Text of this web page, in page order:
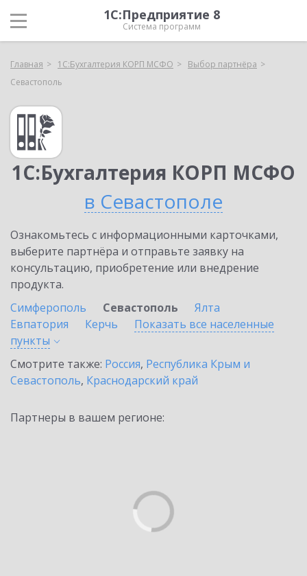
1С:Предприятие 8
Система программ
Главная 1С:Бухгалтерия КОРП МСФО
Выбор партнёра
Севастополь
1С:Бухгалтерия КОРП МСФО
в Севастополе
Ознакомьтесь с информационными карточками,
выберите партнёра и отправьте заявку на
консультацию, приобретение или внедрение
продукта.
Симферополь
Севастополь
Ялта
Евпатория
Керчь
Показать все населенные
пункты
Смотрите также: Россия, Республика Крым и
Севастополь, Краснодарский край
Партнеры в вашем регионе: